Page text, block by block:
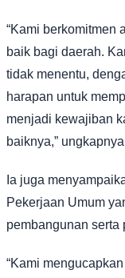
“Kami berkomitmen
baik bagi daerah.
tidak menentu,
harapan untuk
menjadi kewajiban
baiknya,”
Ia juga
Pekerjaan Umum
pembangunan serta
“Kami